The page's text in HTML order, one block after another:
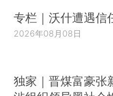
专栏｜沃什遭遇信
2026年08月08日
独家｜晋煤富豪张